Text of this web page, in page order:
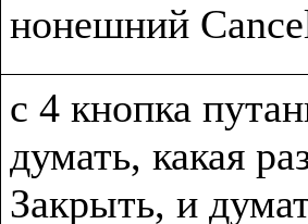
с 4 кнопка
думать, какая
Закрыть, и